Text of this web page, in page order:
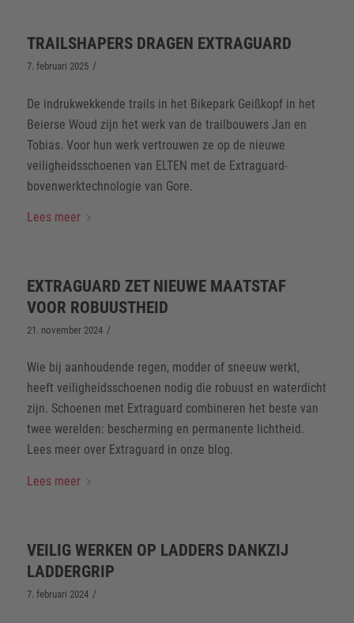
TRAILSHAPERS DRAGEN EXTRAGUARD
7. februari 2025 /
De indrukwekkende trails in het Bikepark Geißkopf in het
Beierse Woud zijn het werk van de trailbouwers Jan en
Tobias. Voor hun werk vertrouwen ze op de nieuwe
veiligheidsschoenen van ELTEN met de Extraguard-
bovenwerktechnologie van Gore.
Lees meer
EXTRAGUARD ZET NIEUWE MAATSTAF
VOOR ROBUUSTHEID
21. november 2024 /
Wie bij aanhoudende regen, modder of sneeuw werkt,
heeft veiligheidsschoenen nodig die robuust en waterdicht
zijn. Schoenen met Extraguard combineren het beste van
twee werelden: bescherming en permanente lichtheid.
Lees meer over Extraguard in onze blog.
Lees meer
VEILIG WERKEN OP LADDERS DANKZIJ
LADDERGRIP
7. februari 2024 /